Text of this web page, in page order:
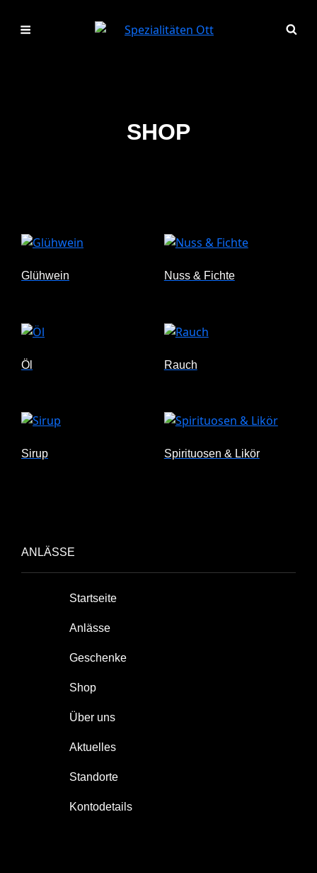
SHOP
Glühwein Nuss & Fichte
Öl Rauch
Sirup Spirituosen & Likör
ANLÄSSE
Startseite
Anlässe
Geschenke
Shop
Über uns
Aktuelles
Standorte
Kontodetails